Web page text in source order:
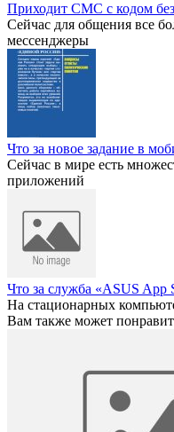
Приходит СМС с кодом
Сейчас для общения все
мессенджеры
Что за новое задание в
Сейчас в мире есть
приложений
Что за служба «ASUS App
На стационарных
Вам также может